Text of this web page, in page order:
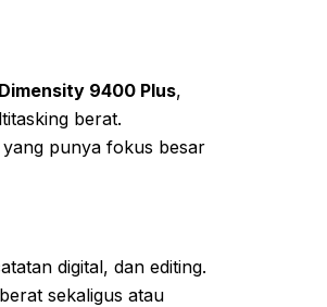
9400 Plus,
berat.
punya fokus besar
digital, dan editing.
sekaligus atau